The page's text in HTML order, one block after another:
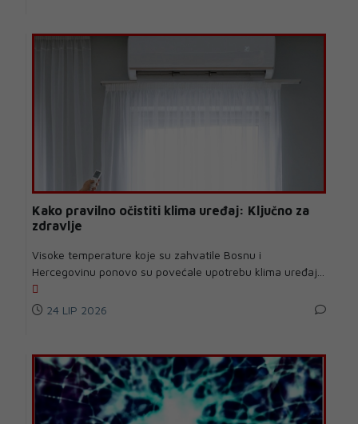
Kako pravilno očistiti klima uređaj: Ključno za
zdravlje
Visoke temperature koje su zahvatile Bosnu i
Hercegovinu ponovo su povećale upotrebu klima uređaj...
24 LIP 2026